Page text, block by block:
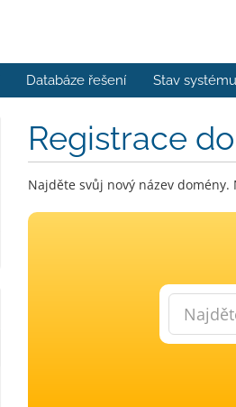
Databáze řešení Stav systému
Registrace
Najděte svůj nový název